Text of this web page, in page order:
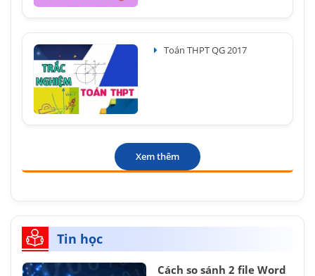
Toán THPT QG 2017
Xem thêm
Tin học
Cách so sánh 2 file Word